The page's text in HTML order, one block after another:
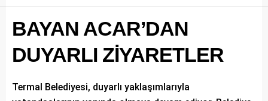
BAYAN ACAR’DAN
DUYARLI ZİYARETLER
Termal Belediyesi, duyarlı yaklaşımlarıyla